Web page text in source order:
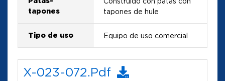
tapones
tapones de hule
Tipo de uso Equipo de uso comercial
X-023-072.pdf